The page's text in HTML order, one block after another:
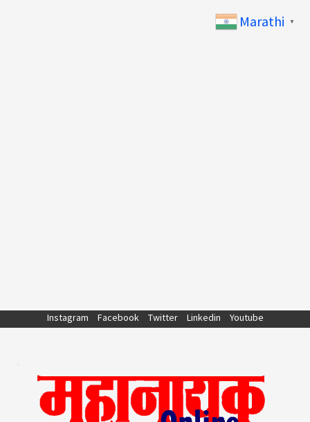
Instagram Facebook Twitter Linkedin Youtube
Marathi ▼